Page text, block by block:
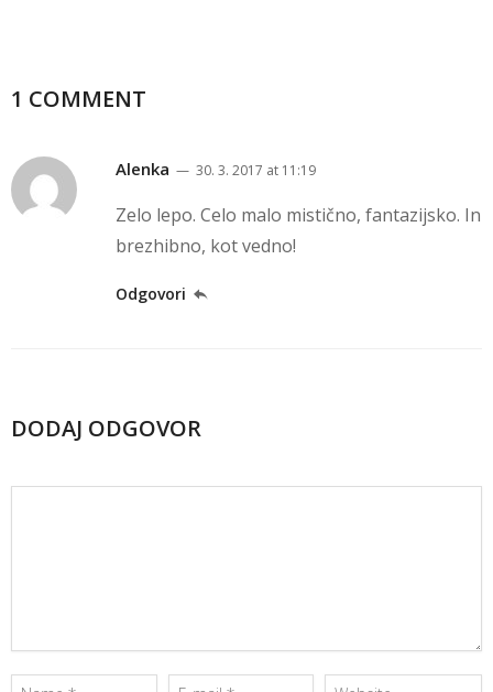
1 COMMENT
Alenka — 30. 3. 2017 at 11:19
Zelo lepo. Celo malo mistično, fantazijsko. In
brezhibno, kot vedno!
Odgovori
DODAJ ODGOVOR